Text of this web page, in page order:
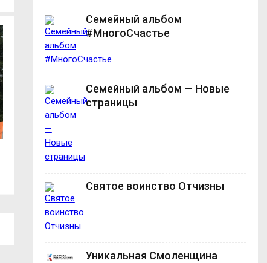
Два украинских беспилотника сбили
Семейный альбом
#МногоСчастье
Семейный альбом — Новые
страницы
Святое воинство Отчизны
Уникальная Смоленщина